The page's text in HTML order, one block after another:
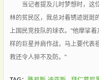
当记者提及儿时梦想时，这位
林的贫民区，我总对着锈迹斑斑
上国民竞技队的球衣。"他摩挲
样的巨星并肩作战，马上要代
救还令人猝不及防。"